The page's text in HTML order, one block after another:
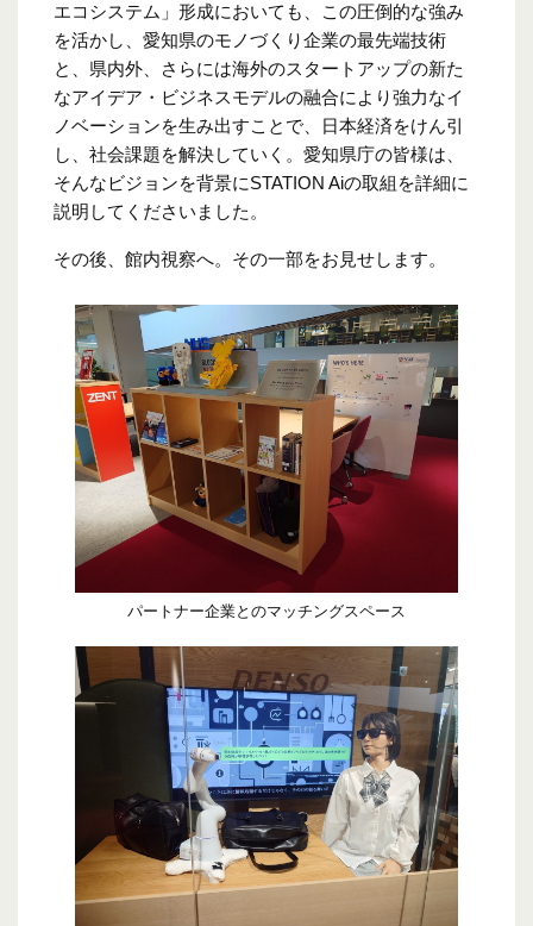
エコシステム」形成においても、この圧倒的な強み
を活かし、愛知県のモノづくり企業の最先端技術
と、県内外、さらには海外のスタートアップの新た
なアイデア・ビジネスモデルの融合により強力なイ
ノベーションを生み出すことで、日本経済をけん引
し、社会課題を解決していく。愛知県庁の皆様は、
そんなビジョンを背景にSTATION Aiの取組を詳細に
説明してくださいました。
その後、館内視察へ。その一部をお見せします。
パートナー企業とのマッチングスペース